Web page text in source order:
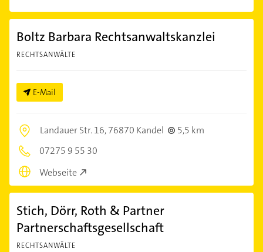
Boltz Barbara Rechtsanwaltskanzlei
RECHTSANWÄLTE
E-Mail
Landauer Str. 16,76870 Kandel
5,5 km
07275 9 55 30
Webseite
Stich, Dörr, Roth & Partner
Partnerschaftsgesellschaft
RECHTSANWÄLTE